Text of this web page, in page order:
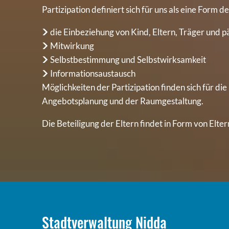
Partizipation definiert sich für uns als eine Form
die Einbeziehung von Kind, Eltern, Träger und
Mitwirkung
Selbstbestimmung und Selbstwirksamkeit
Informationsaustausch
Möglichkeiten der Partizipation finden sich für
Angebotsplanung und der Raumgestaltung.
Die Beteiligung der Eltern findet in Form von
Stadtverwaltung Nidda